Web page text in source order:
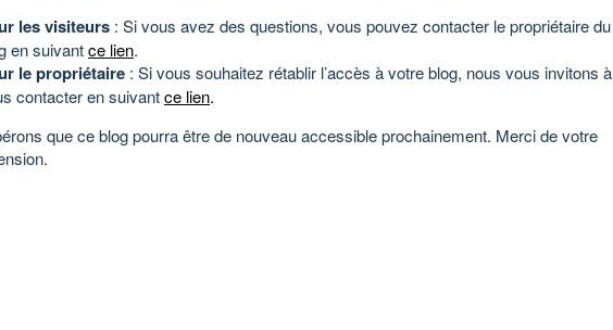
les visiteurs : Si vous avez des questions, vous pouvez contacter le propriétaire du
en suivantce lien.
le propriétaire : Si vous souhaitez rétablir l’accès à votre blog, nous vous invitons à
contacter en suivantce lien.
que ce blog pourra être de nouveau accessible prochainement. Merci de votre